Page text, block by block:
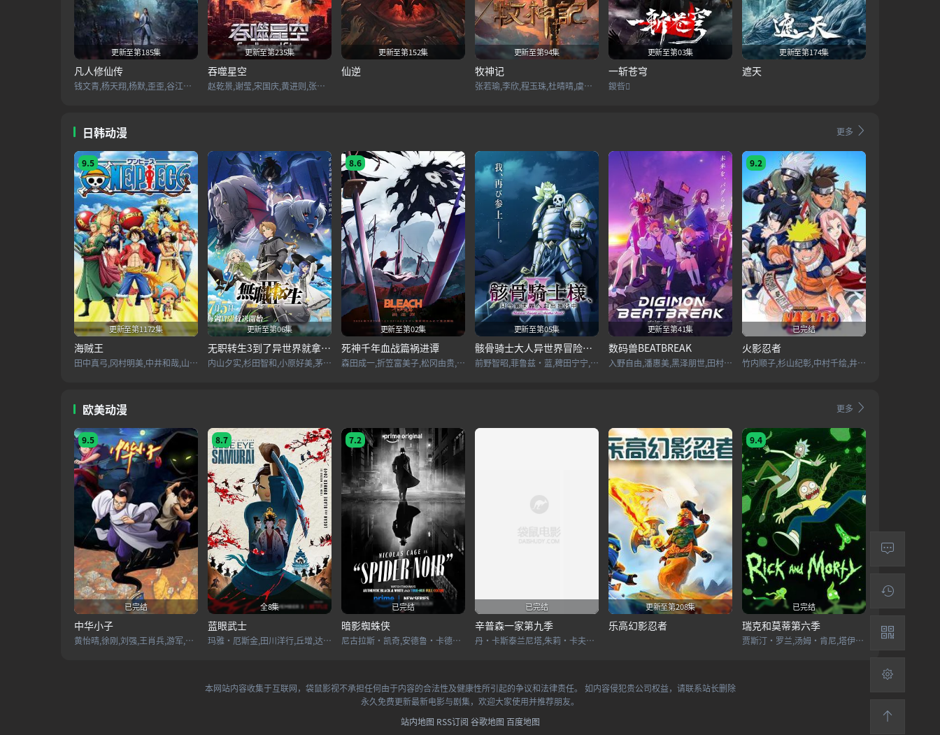
更新至第185集
凡人修仙传
钱文青,杨天翔,杨默,歪歪,谷江山,乔诗语,佟心竹
更新至第235集
吞噬星空
赵乾景,谢莹,宋国庆,黄进则,张若瑜
更新至第152集
仙逆
更新至第94集
牧神记
张若瑜,李欣,程玉珠,杜晴晴,虞晓旭,于凯隆,高嗣航,张恒,王宇航,刘宇轩,唐昊
更新至第03集
一斩苍穹
鍐呰
更新至第174集
遮天
日韩动漫 更多
9.5
更新至第1172集
海贼王
田中真弓,冈村明美,中井和哉,山口胜平,平田广明,大谷育江,山口由里子,矢尾一树,长岛雄一,池田秀一,古川登志夫,古谷彻,大塚周夫,津嘉山正种,草尾毅,大场真人,宝龟克寿,园部启一,柴田秀胜,中博史,阪口大助,竹内顺子,千叶繁,三石琴乃,挂川裕彦,堀秀行,田中秀幸,大友龙三郎,有本钦隆,大塚明夫,玄田哲章,小山茉美,土井美加,野田顺子,渡边美佐,野上尤加奈,林原惠美,水树奈奈,园崎未惠,西原久美子
更新至第06集
无职转生3到了异世界就拿出真本事
内山夕实,杉田智和,小原好美,茅野爱衣,金元寿子,Lynn,会泽纱弥,高田忧希,鹤冈聪,逢坂良太,田中理惠,诸星堇,上田丽奈,兴津和幸,若山诗音,小山力也
8.6
更新至第02集
死神千年血战篇祸进谭
森田成一,折笠富美子,松冈由贵,安元洋贵,杉山纪彰,高木涉,伊藤健太郎,三木真一郎,雪野五月,大塚明夫,桑岛法子,樫井笙人,小野坂昌也,置鲇龙太郎,杉田智和,朴璐美,立木文彦,石川英郎,速水奖,高木礼子,长嶝高士,石冢小夜里,稻田彻,诹访部顺一,清都亚里沙,丰口惠美,市来光弘,菅生隆之,梅原裕一郎,武内骏辅,小山刚志
更新至第05集
骸骨骑士大人异世界冒险中Ⅱ
前野智昭,菲鲁兹·蓝,稗田宁宁,富田美忧,关俊彦,小野贤章,上田瞳,诹访部顺一,赤羽根健治,四宫豪,江口拓也,大久保瑠美,鸟海浩辅,皆口裕子,竹内良太,大西沙织,山根绮,逢田梨香子,河西健吾,白石稔,石田彰
更新至第41集
数码兽BEATBREAK
入野自由,潘惠美,黑泽朋世,田村睦心,关根有咲,久野美咲,阿座上洋平,滨野大辉,中井和哉
9.2
已完结
火影忍者
竹内顺子,杉山纪彰,中村千绘,井上和彦,关俊彦,松本和香子,大塚芳忠,胜生真沙子,柴田秀胜,森久保祥太郎,伊藤健太郎,柚木凉香,小杉十郎太,增川洋一,远
欧美动漫 更多
9.5
已完结
中华小子
黄怡晴,徐刚,刘强,王肖兵,游军,王衡,王勇,李敏妍
8.7
全8集
蓝眼武士
玛雅·厄斯金,田川洋行,丘增,达伦·巴内特,武井乔治,布兰达·宋
7.2
已完结
暗影蜘蛛侠
尼古拉斯·凯奇,安德鲁·卡德威尔,李丽君,布莱丹·格里森,杰克·休斯顿,拉蒙尼·莫里斯,亚伯拉罕·波波拉,约翰·帕特里克·乔丹,惠特尼·赖斯,克雷格·亨宁森,休·B·赫鲁伯,凯伦·罗德里格斯,阿尔伯特·马拉弗隆特,Brooke McCormick,乔治·托德·麦克拉克伦,埃克桑德里亚·皮茨,斯科特·麦克阿瑟,卢卡斯·哈斯,阿曼达·舒尔,埃米·阿奎诺
已完结
辛普森一家第九季
丹·卡斯泰兰尼塔,朱莉·卡夫娜,南茜·卡特莱特,雅德丽·史密斯,汉克·阿扎利亚,哈里·谢尔,潘蜜拉·海登,露西·泰勒,麦琪·罗丝威尔,特蕾丝·麦克尼尔,玛
更新至第208集
乐高幻影忍者
9.4
已完结
瑞克和莫蒂第六季
贾斯汀·罗兰,汤姆·肯尼,塔伊加·维迪提,克里斯·帕内尔,山姆·尼尔,保罗·吉亚玛提,凯瑟琳·特纳,马修·布罗德里克,利亚姆·坎宁安,斯宾瑟·格拉默,萨拉·乔克
本网站内容收集于互联网，袋鼠影视不承担任何由于内容的合法性及健康性所引起的争议和法律责任。 如内容侵犯贵公司权益，请联系站长删除
永久免费更新最新电影与剧集，欢迎大家使用并推荐朋友。
站内地图 RSS订阅 谷歌地图 百度地图